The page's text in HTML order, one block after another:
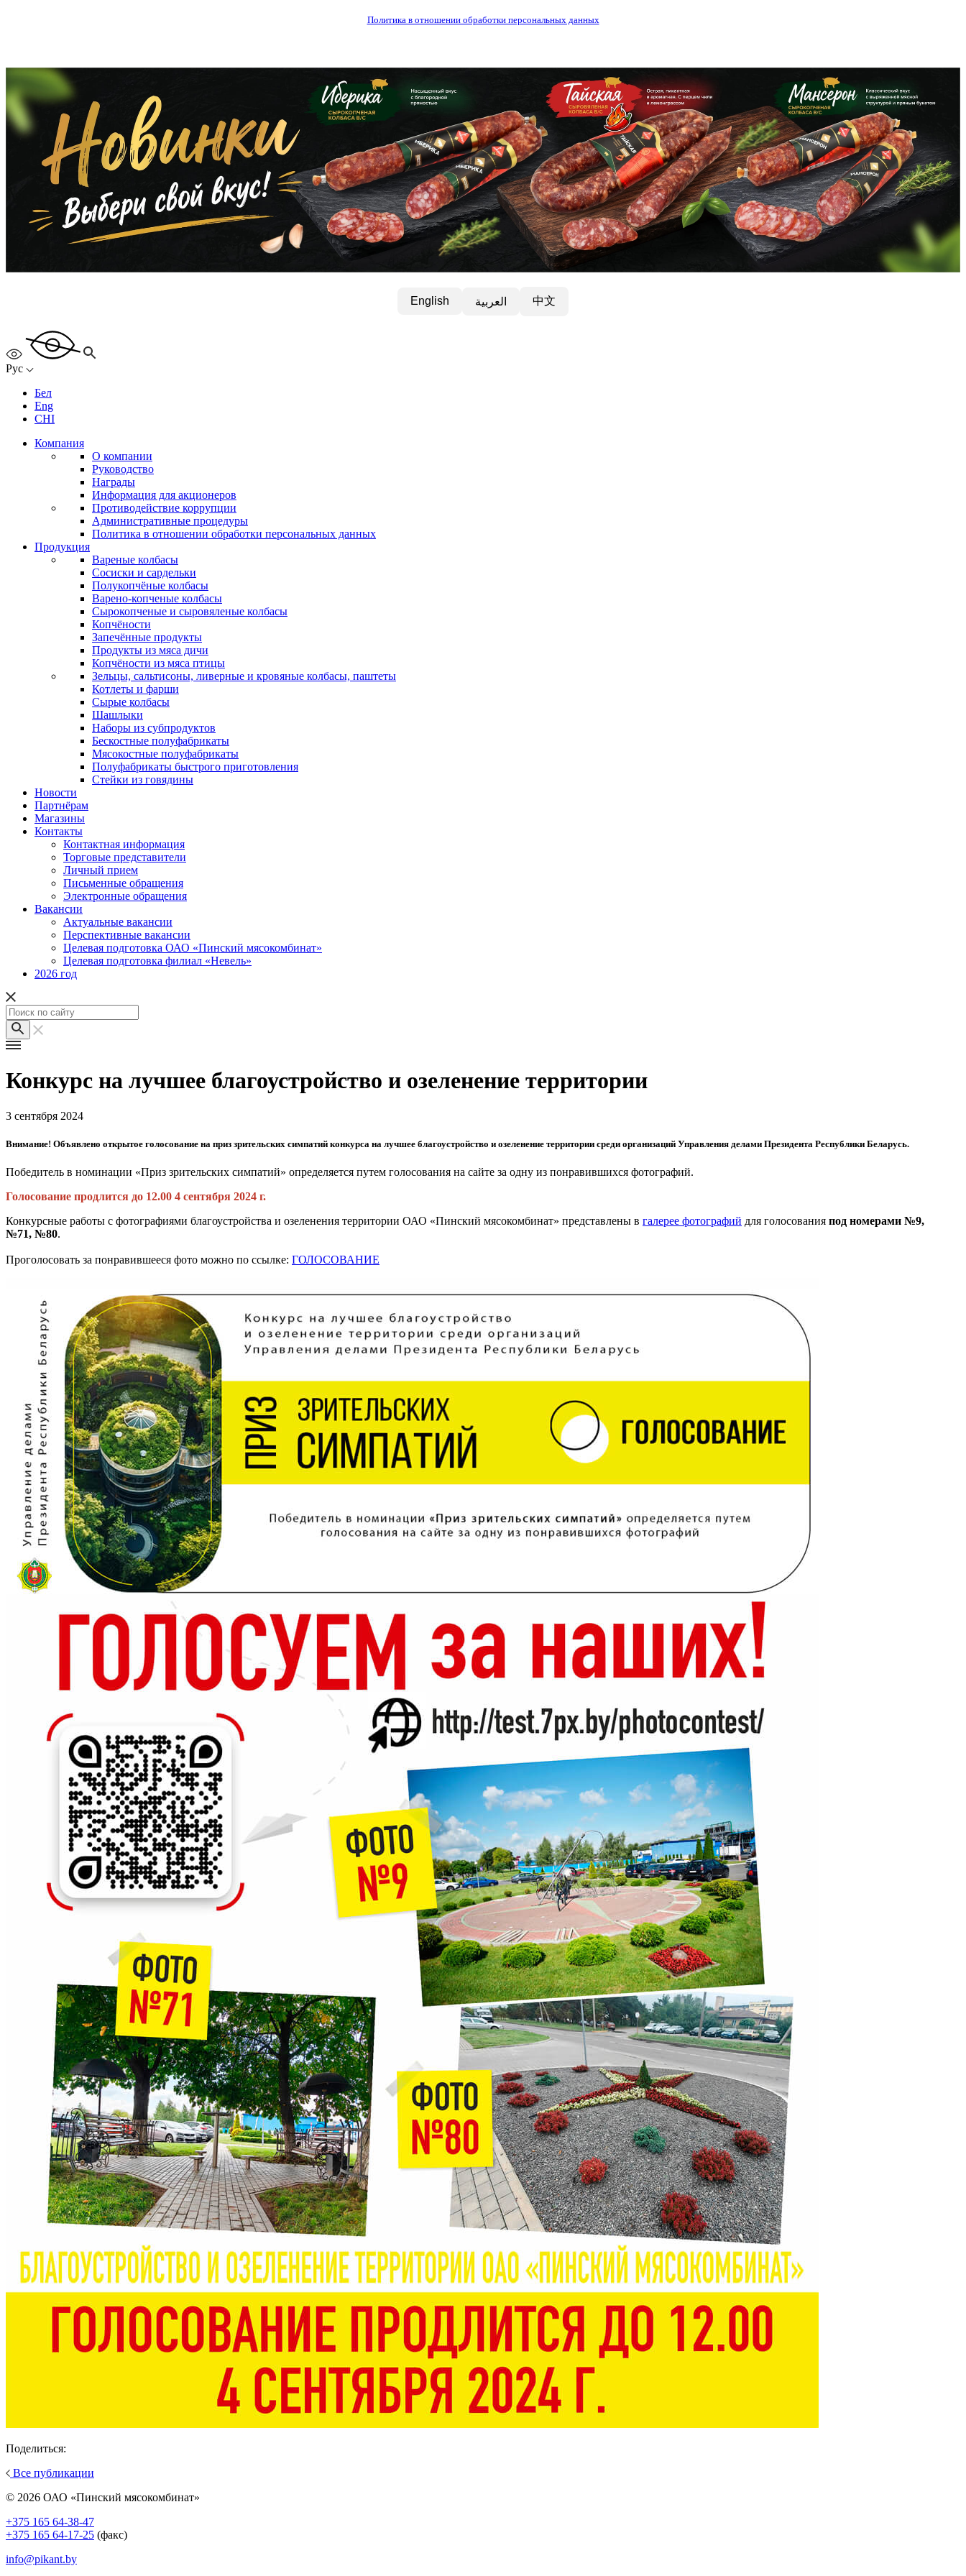
Политика в отношении обработки персональных данных
English العربية 中文
Рус
Бел
Eng
CHI
Компания
О компании
Руководство
Награды
Информация для акционеров
Противодействие коррупции
Административные процедуры
Политика в отношении обработки персональных данных
Продукция
Вареные колбасы
Сосиски и сардельки
Полукопчёные колбасы
Варено-копченые колбасы
Сырокопченые и сыровяленые колбасы
Копчёности
Запечённые продукты
Продукты из мяса дичи
Копчёности из мяса птицы
Зельцы, сальтисоны, ливерные и кровяные колбасы, паштеты
Котлеты и фарши
Сырые колбасы
Шашлыки
Наборы из субпродуктов
Бескостные полуфабрикаты
Мясокостные полуфабрикаты
Полуфабрикаты быстрого приготовления
Стейки из говядины
Новости
Партнёрам
Магазины
Контакты
Контактная информация
Торговые представители
Личный прием
Письменные обращения
Электронные обращения
Вакансии
Актуальные вакансии
Перспективные вакансии
Целевая подготовка ОАО «Пинский мясокомбинат»
Целевая подготовка филиал «Невель»
2026 год
Конкурс на лучшее благоустройство и озеленение территории
3 сентября 2024
Внимание! Объявлено открытое голосование на приз зрительских симпатий конкурса на лучшее благоустройство и озеленение территории среди организаций Управления делами Президента Республики Беларусь.
Победитель в номинации «Приз зрительских симпатий» определяется путем голосования на сайте за одну из понравившихся фотографий.
Голосование продлится до 12.00 4 сентября 2024 г.
Конкурсные работы с фотографиями благоустройства и озеленения территории ОАО «Пинский мясокомбинат» представлены в галерее фотографий для голосования под номерами №9,
№71, №80.
Проголосовать за понравившееся фото можно по ссылке: ГОЛОСОВАНИЕ
Поделиться:
Все публикации
© 2026 ОАО «Пинский мясокомбинат»
+375 165 64-38-47
+375 165 64-17-25 (факс)
info@pikant.by